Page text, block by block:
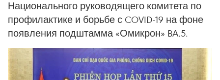
Национального руководящего комитета по
профилактике и борьбе с COVID-19 на фоне
появления подштамма «Омикрон» BA.5.